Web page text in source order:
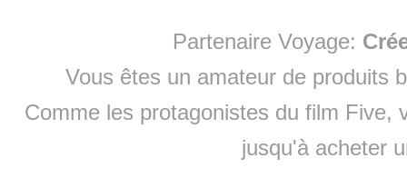
Partenaire Voyage:
Vous êtes un amateur de produits
Comme les protagonistes du film Five,
jusqu'à acheter